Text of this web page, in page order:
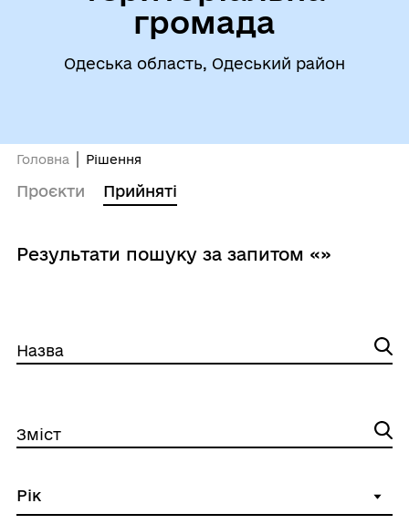
громада
Одеська область, Одеський район
Головна Рішення
Проєкти Прийняті
Результати пошуку за запитом «»
Назва
Зміст